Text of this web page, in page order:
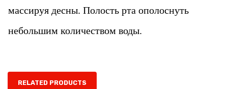
массируя десны. Полость рта ополоснуть
небольшим количеством воды.
RELATED PRODUCTS